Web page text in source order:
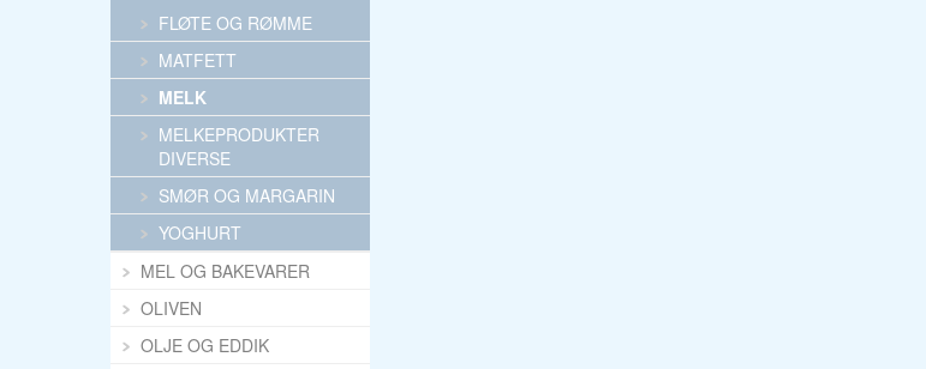
FLØTE OG RØMME
MATFETT
MELK
MELKEPRODUKTER
DIVERSE
SMØR OG MARGARIN
YOGHURT
MEL OG BAKEVARER
OLIVEN
OLJE OG EDDIK